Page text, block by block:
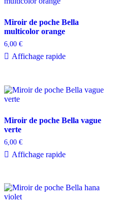
Miroir de poche Bella
multicolor orange
6,00 €
Affichage rapide
Miroir de poche Bella vague
verte
6,00 €
Affichage rapide